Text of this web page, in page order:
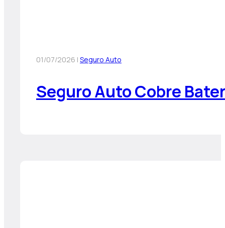
01/07/2026 | Seguro Auto
Seguro Auto Cobre